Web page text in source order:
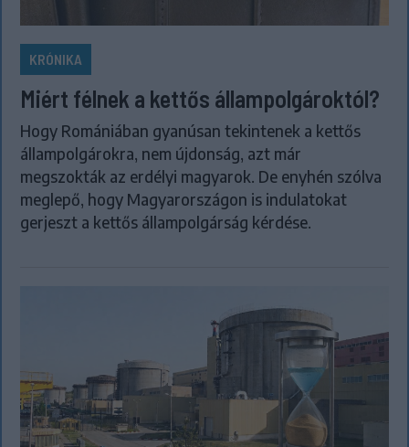
KRÓNIKA
Miért félnek a kettős állampolgároktól?
Hogy Romániában gyanúsan tekintenek a kettős
állampolgárokra, nem újdonság, azt már
megszokták az erdélyi magyarok. De enyhén szólva
meglepő, hogy Magyarországon is indulatokat
gerjeszt a kettős állampolgárság kérdése.